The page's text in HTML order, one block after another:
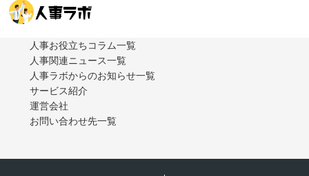
人事お役立ちコラム一覧
人事関連ニュース一覧
人事ラボからのお知らせ一覧
サービス紹介
運営会社
お問い合わせ先一覧